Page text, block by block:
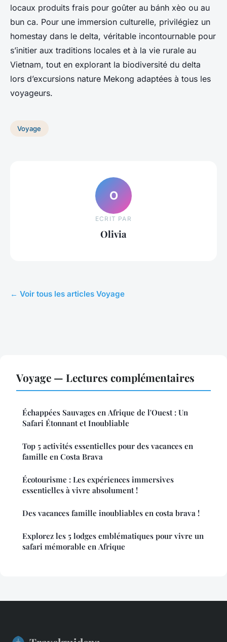
locaux produits frais pour goûter au bánh xèo ou au
bun ca. Pour une immersion culturelle, privilégiez un
homestay dans le delta, véritable incontournable pour
s’initier aux traditions locales et à la vie rurale au
Vietnam, tout en explorant la biodiversité du delta
lors d’excursions nature Mekong adaptées à tous les
voyageurs.
Voyage
O
ECRIT PAR
Olivia
← Voir tous les articles Voyage
Voyage — Lectures complémentaires
Échappées Sauvages en Afrique de l'Ouest : Un
Safari Étonnant et Inoubliable
Top 5 activités essentielles pour des vacances en
famille en Costa Brava
Écotourisme : Les expériences immersives
essentielles à vivre absolument !
Des vacances famille inoubliables en costa brava !
Explorez les 5 lodges emblématiques pour vivre un
safari mémorable en Afrique